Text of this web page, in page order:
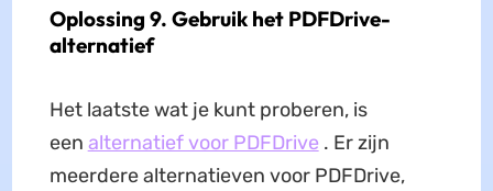
Oplossing 9. Gebruik het PDFDrive-
alternatief
Het laatste wat je kunt proberen, is
een alternatief voor PDFDrive . Er zijn
meerdere alternatieven voor PDFDrive,